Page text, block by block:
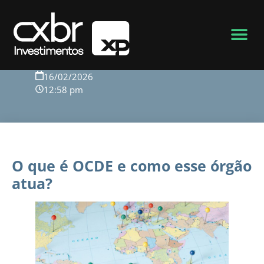
Voltar para o blog
16/02/2026
12:58 pm
O que é OCDE e como esse órgão
atua?